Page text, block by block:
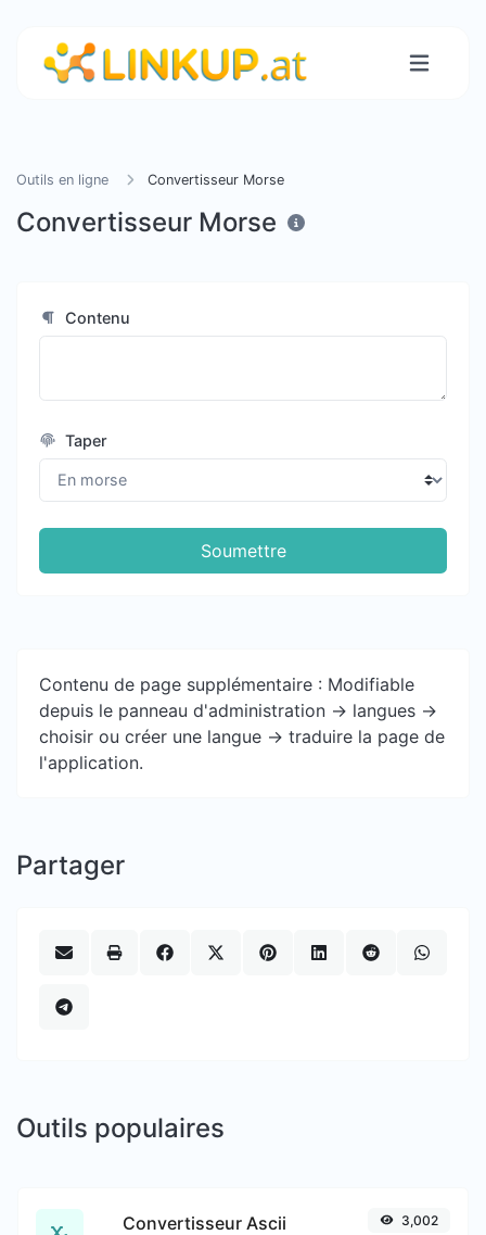
Outils en ligne Convertisseur Morse
Convertisseur Morse
Contenu
Taper
Soumettre
Contenu de page supplémentaire : Modifiable
depuis le panneau d'administration -> langues ->
choisir ou créer une langue -> traduire la page de
l'application.
Partager
Outils populaires
Convertisseur Ascii 3,002